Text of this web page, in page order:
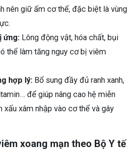
nên giữ ấm cơ thể, đặc biệt là vùng
ứng: Lông động vật, hóa chất, bụi
thể làm tăng nguy cơ bị viêm
hợp lý: Bổ sung đầy đủ ranh xanh,
để giúp nâng cao hệ miễn
xấu xâm nhập vào cơ thể và gây
xoang mạn theo Bộ Y tế